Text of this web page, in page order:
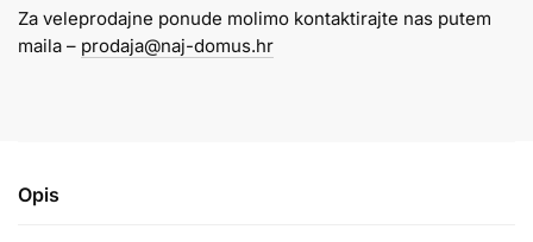
70cm
300g
Za veleprodajne ponude molimo kontaktirajte nas putem
maila – prodaja@naj-domus.hr
Opis